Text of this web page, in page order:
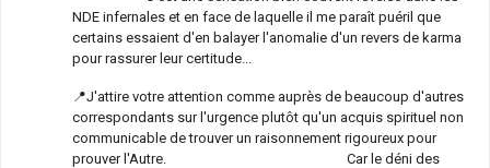
NDE infernales et en face de laquelle il me paraît puéril que
certains essaient d'en balayer l'anomalie d'un revers de karma
pour rassurer leur certitude...
📍J'attire votre attention comme auprès de beaucoup d'autres
correspondants sur l'urgence plutôt qu'un acquis spirituel non
communicable de trouver un raisonnement rigoureux pour
prouver l'Autre. Car le déni des